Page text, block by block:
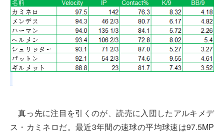
真っ先に注目を引くのが、読売に入団したアルキメデ
ス・カミネロだ。最近3年間の速球の平均球速は97.5MP